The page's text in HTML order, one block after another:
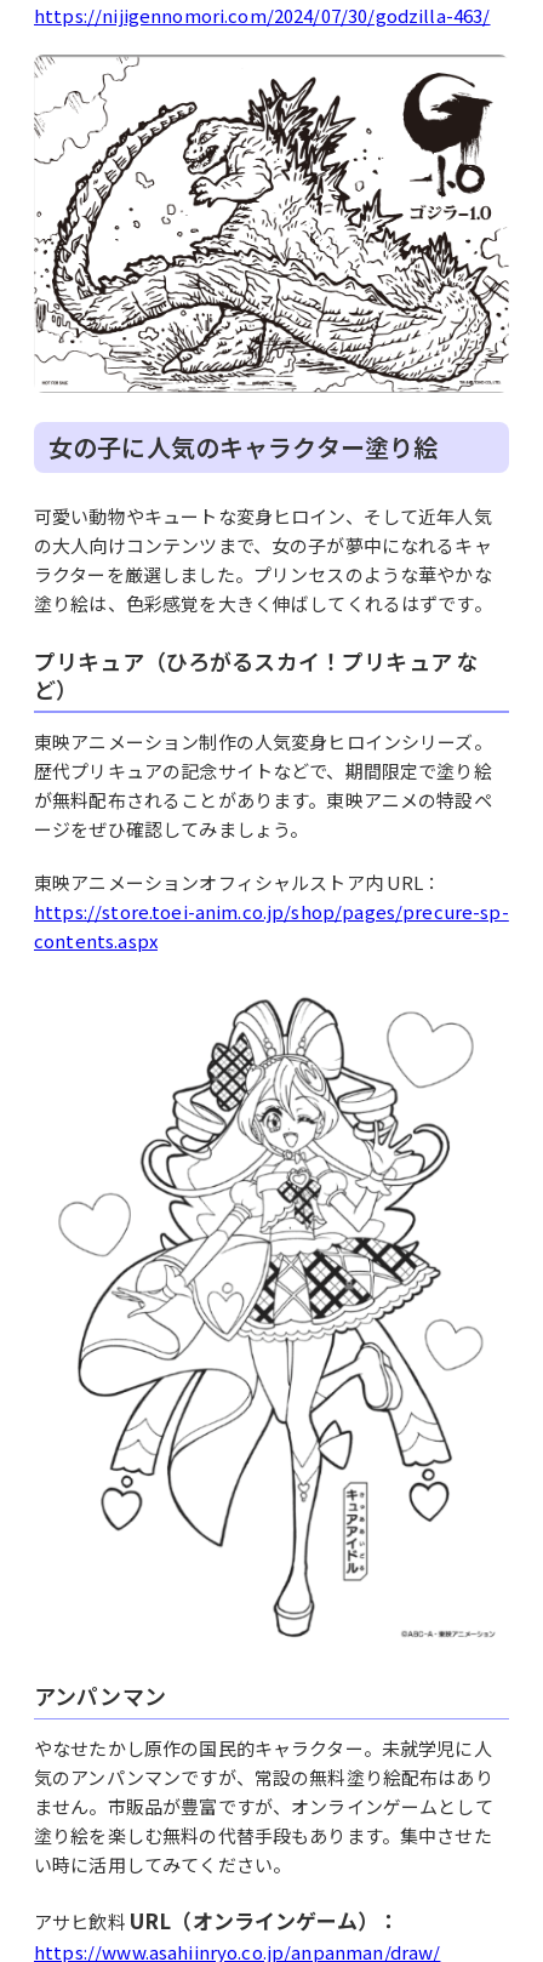
https://nijigennomori.com/2024/07/30/godzilla-463/
女の子に人気のキャラクター塗り絵
可愛い動物やキュートな変身ヒロイン、そして近年人気
の大人向けコンテンツまで、女の子が夢中になれるキャ
ラクターを厳選しました。プリンセスのような華やかな
塗り絵は、色彩感覚を大きく伸ばしてくれるはずです。
プリキュア（ひろがるスカイ！プリキュア な
ど）
東映アニメーション制作の人気変身ヒロインシリーズ。
歴代プリキュアの記念サイトなどで、期間限定で塗り絵
が無料配布されることがあります。東映アニメの特設ペ
ージをぜひ確認してみましょう。
東映アニメーションオフィシャルストア内 URL：
https://store.toei-anim.co.jp/shop/pages/precure-sp-
contents.aspx
アンパンマン
やなせたかし原作の国民的キャラクター。未就学児に人
気のアンパンマンですが、常設の無料塗り絵配布はあり
ません。市販品が豊富ですが、オンラインゲームとして
塗り絵を楽しむ無料の代替手段もあります。集中させた
い時に活用してみてください。
アサヒ飲料 URL（オンラインゲーム）：
https://www.asahiinryo.co.jp/anpanman/draw/